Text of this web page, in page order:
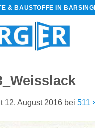
& BAUSTOFFE IN
12. August 2016 bei 511